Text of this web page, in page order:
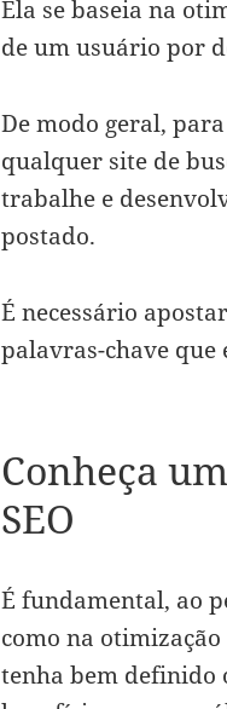
Ela se baseia na
de um usuário por
De modo geral,
qualquer site de
trabalhe e
postado.
É necessário
palavras-chave que
Conheça
SEO
É fundamental, ao
como na
tenha bem definido